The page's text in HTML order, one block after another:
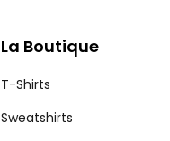
La Boutique
T-Shirts
Sweatshirts